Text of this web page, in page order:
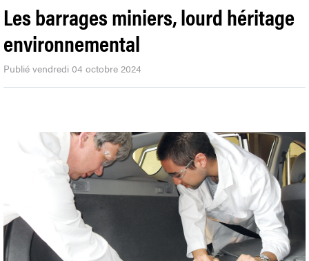
Les barrages miniers, lourd héritage
environnemental
Publié vendredi 04 octobre 2024